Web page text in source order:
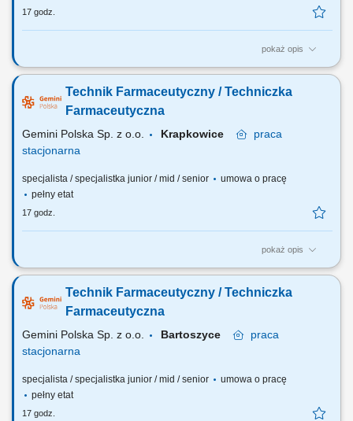
17 godz.
pokaż opis
Czego możesz się spodziewać? dynamiki pracy – z jednej strony
to Ty jesteś ekspertem – wierzymy w Twoją fachową wiedzę, dlatego
każdemu Pacjentowi możesz poświęcić tyle czasu ile potrzebujesz i to
Technik Farmaceutyczny / Techniczka
Farmaceutyczna
Gemini Polska Sp. z o.o. Krapkowice
praca
stacjonarna
specjalista / specjalistka junior / mid / senior
umowa o pracę
pełny etat
17 godz.
pokaż opis
Czego możesz się spodziewać? dynamiki pracy – z jednej strony
to Ty jesteś ekspertem – wierzymy w Twoją fachową wiedzę, dlatego
każdemu Pacjentowi możesz poświęcić tyle czasu ile potrzebujesz i to
Technik Farmaceutyczny / Techniczka
Farmaceutyczna
Gemini Polska Sp. z o.o. Bartoszyce
praca
stacjonarna
specjalista / specjalistka junior / mid / senior
umowa o pracę
pełny etat
17 godz.